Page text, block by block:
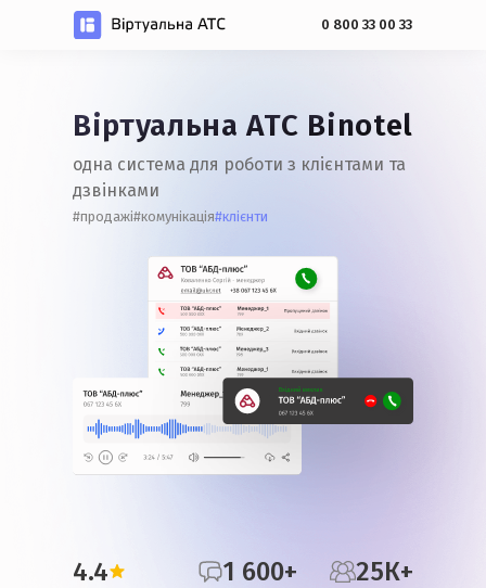
0 800 33 00 33
Віртуальна АТС Binotel
одна система для роботи з клієнтами та
дзвінками
#продажі#комунікація
#дзвінки
#інтеграція
#клієнти
#повідомлення
4.4 1 600+ 25К+